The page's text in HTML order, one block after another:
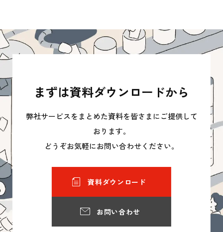
まずは資料ダウンロードから
弊社サービスをまとめた資料を皆さまにご提供して
おります。
どうぞお気軽にお問い合わせください。
お問い合わせ
資料ダウンロード